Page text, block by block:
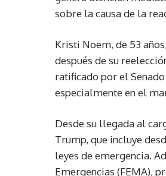
sobre la causa de la
Kristi Noem, de 53
después de su
ratificado por el
especialmente en el
Desde su llegada al
Trump, que incluye
leyes de emergencia.
Emergencias (FEMA),